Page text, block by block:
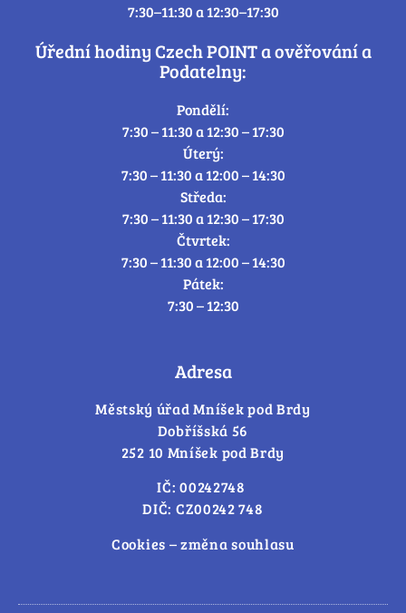
7:30–11:30 a 12:30–17:30
Úřední hodiny Czech POINT a ověřování a
Podatelny:
Pondělí:
7:30 – 11:30 a 12:30 – 17:30
Úterý:
7:30 – 11:30 a 12:00 – 14:30
Středa:
7:30 – 11:30 a 12:30 – 17:30
Čtvrtek:
7:30 – 11:30 a 12:00 – 14:30
Pátek:
7:30 – 12:30
Adresa
Městský úřad Mníšek pod Brdy
Dobříšská 56
252 10 Mníšek pod Brdy
IČ: 00242748
DIČ: CZ00242 748
Cookies – změna souhlasu